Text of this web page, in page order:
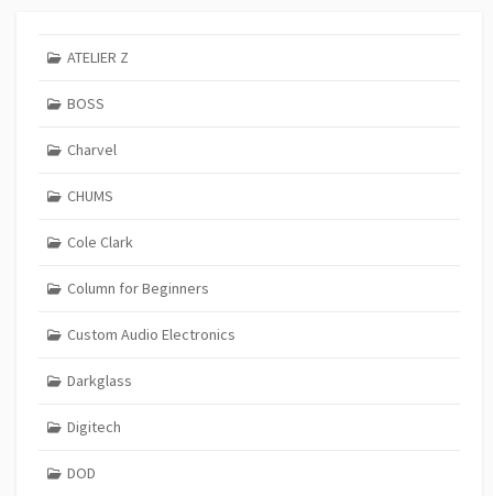
ATELIER Z
BOSS
Charvel
CHUMS
Cole Clark
Column for Beginners
Custom Audio Electronics
Darkglass
Digitech
DOD